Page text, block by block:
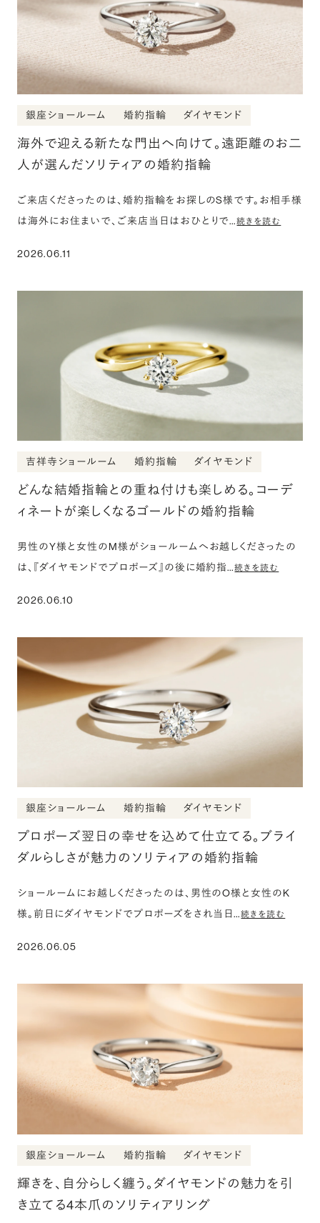
銀座ショールーム 婚約指輪 ダイヤモンド
海外で迎える新たな門出へ向けて。遠距離のお二
人が選んだソリティアの婚約指輪
ご来店くださったのは、婚約指輪をお探しのS様です。お相手様
は海外にお住まいで、ご来店当日はおひとりで…続きを読む
2026.06.11
吉祥寺ショールーム 婚約指輪 ダイヤモンド
どんな結婚指輪との重ね付けも楽しめる。コーデ
ィネートが楽しくなるゴールドの婚約指輪
男性のY様と女性のM様がショールームへお越しくださったの
は、『ダイヤモンドでプロポーズ』の後に婚約指…続きを読む
2026.06.10
銀座ショールーム 婚約指輪 ダイヤモンド
プロポーズ翌日の幸せを込めて仕立てる。ブライ
ダルらしさが魅力のソリティアの婚約指輪
ショールームにお越しくださったのは、男性のO様と女性のK
様。前日にダイヤモンドでプロポーズをされ当日…続きを読む
2026.06.05
銀座ショールーム 婚約指輪 ダイヤモンド
輝きを、自分らしく纏う。ダイヤモンドの魅力を引
き立てる4本爪のソリティアリング